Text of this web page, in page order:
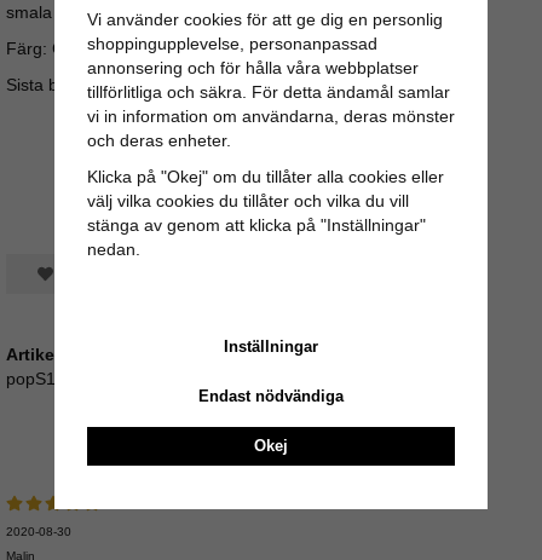
smala axelband.
Färg: Gul Material: 100% Linne
Sista bilden är sizeguide.
Spara som favorit
Artikelnummer:
popS18_210
Recensioner
2020-08-30
Malin
Vi använder cookies för att ge dig en personlig
shoppingupplevelse, personanpassad
annonsering och för hålla våra webbplatser
tillförlitliga och säkra. För detta ändamål samlar
vi in information om användarna, deras mönster
och deras enheter.
Klicka på "Okej" om du tillåter alla cookies eller
välj vilka cookies du tillåter och vilka du vill
stänga av genom att klicka på "Inställningar"
nedan.
Inställningar
Endast nödvändiga
Okej